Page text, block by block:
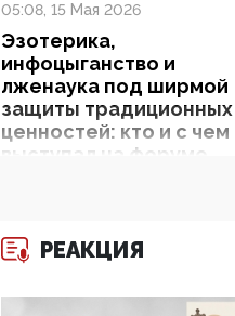
05:08, 15 Мая 2026
Эзотерика,
инфоцыганство и
лженаука под ширмой
защиты традиционных
ценностей: кто и с чем
выступал на форуме
09:40, 06 Мая 2026
РЕАКЦИЯ